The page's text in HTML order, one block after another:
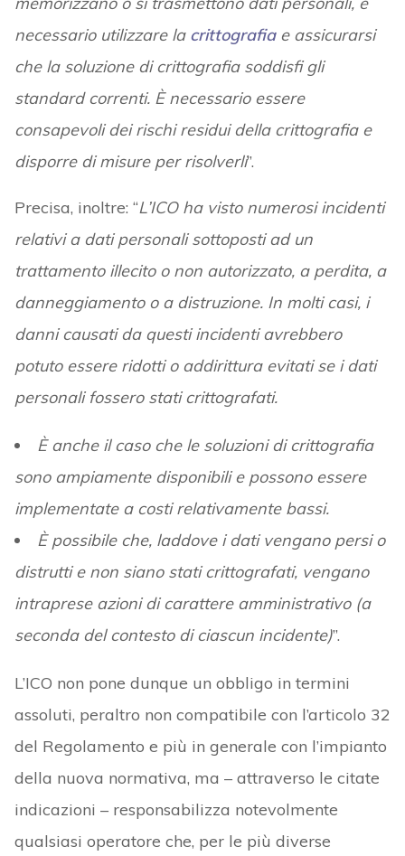
necessario utilizzare la crittografiae assicurarsi
che la soluzione di crittografia soddisfi gli
standard correnti. È necessario essere
consapevoli dei rischi residui della crittografia e
disporre di misure per risolverli”.
Precisa, inoltre: “L’ICO ha visto numerosi incidenti
relativi a dati personali sottoposti ad un
trattamento illecito o non autorizzato, a perdita, a
danneggiamento o a distruzione. In molti casi, i
danni causati da questi incidenti avrebbero
potuto essere ridotti o addirittura evitati se i dati
personali fossero stati crittografati.
È anche il caso che le soluzioni di crittografia
sono ampiamente disponibili e possono essere
implementate a costi relativamente bassi.
È possibile che, laddove i dati vengano persi o
distrutti e non siano stati crittografati, vengano
intraprese azioni di carattere amministrativo (a
seconda del contesto di ciascun incidente)”.
L’ICO non pone dunque un obbligo in termini
assoluti, peraltro non compatibile con l’articolo 32
del Regolamento e più in generale con l’impianto
della nuova normativa, ma – attraverso le citate
indicazioni – responsabilizza notevolmente
qualsiasi operatore che, per le più diverse